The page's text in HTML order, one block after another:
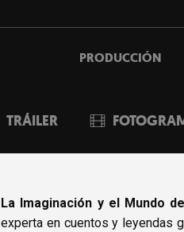
PRODUCCIÓN
TRÁILER
La Imaginación y el Mundo
experta en cuentos y leyendas